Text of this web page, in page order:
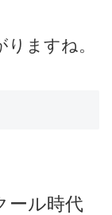
ますね。
ール時代